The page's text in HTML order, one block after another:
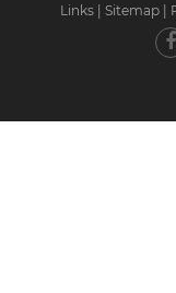
Links
Sitemap